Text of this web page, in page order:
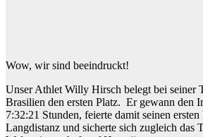
Wow, wir sind beeindruckt!
Unser Athlet Willy Hirsch belegt bei seiner
Brasilien den ersten Platz. Er gewann den
7:32:21 Stunden, feierte damit seinen
Langdistanz und sicherte sich zugleich das